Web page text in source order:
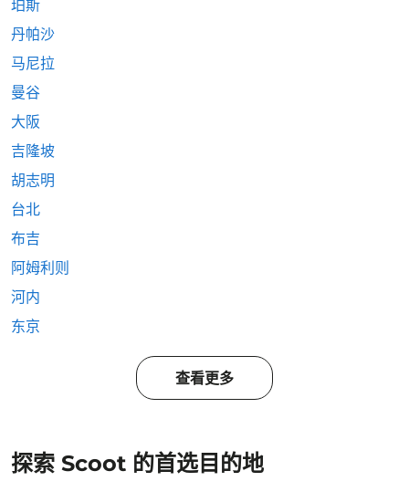
珀斯
丹帕沙
马尼拉
曼谷
大阪
吉隆坡
胡志明
台北
布吉
阿姆利则
河内
东京
查看更多
探索 Scoot 的首选目的地